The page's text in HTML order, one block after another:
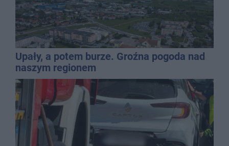
Upały, a potem burze. Groźna pogoda nad
naszym regionem